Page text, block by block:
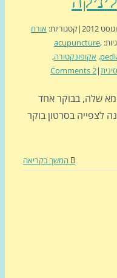
|קטגוריות: אורח
,
בבוקר אחד
בסרטון בוקר
המשך בקריאה